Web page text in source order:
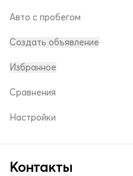
Авто с пробегом
Создать объявление
Избранное
Сравнения
Настройки
Контакты